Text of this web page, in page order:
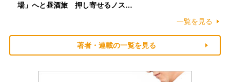
場」へと昼酒旅 押し寄せるノス…
一覧を見る
著者・連載の一覧を見る